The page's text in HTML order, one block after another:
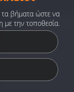
τα βήματα ώστε να
με την τοποθεσία.